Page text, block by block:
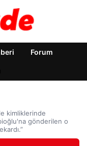
Forum
kimliklerinde
gönderilen o